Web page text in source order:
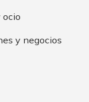
ocio
y negocios